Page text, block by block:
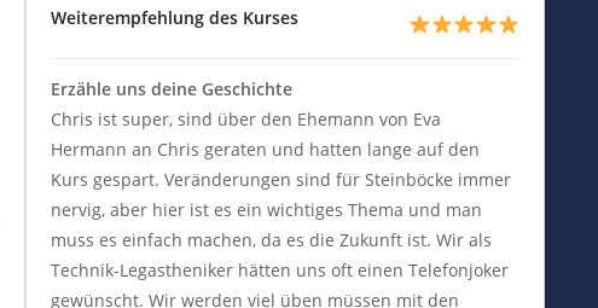
Weiterempfehlung des Kurses
Erzähle uns deine Geschichte
Chris ist super, sind über den Ehemann von Eva
Hermann an Chris geraten und hatten lange auf den
Kurs gespart. Veränderungen sind für Steinböcke immer
nervig, aber hier ist es ein wichtiges Thema und man
muss es einfach machen, da es die Zukunft ist. Wir als
Technik-Legastheniker hätten uns oft einen Telefonjoker
gewünscht. Wir werden viel üben müssen mit den